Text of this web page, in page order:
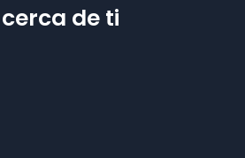
de ti